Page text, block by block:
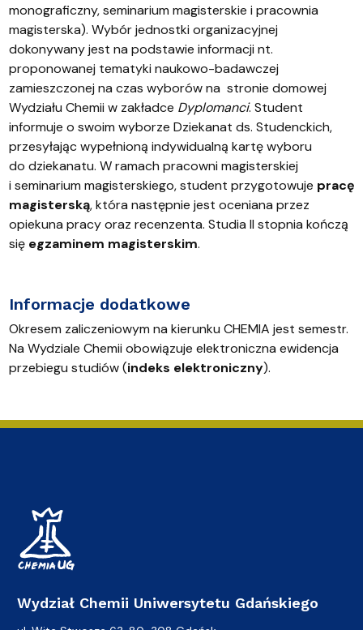
monograficzny, seminarium magisterskie i pracownia
magisterska). Wybór jednostki organizacyjnej
dokonywany jest na podstawie informacji nt.
proponowanej tematyki naukowo-badawczej
zamieszczonej na czas wyborów na stronie domowej
Wydziału Chemii w zakładce Dyplomanci. Student
informuje o swoim wyborze Dziekanat ds. Studenckich,
przesyłając wypełnioną indywidualną kartę wyboru
do dziekanatu. W ramach pracowni magisterskiej
i seminarium magisterskiego, student przygotowuje pracę
magisterską, która następnie jest oceniana przez
opiekuna pracy oraz recenzenta. Studia II stopnia kończą
się egzaminem magisterskim.
Informacje dodatkowe
Okresem zaliczeniowym na kierunku CHEMIA jest semestr.
Na Wydziale Chemii obowiązuje elektroniczna ewidencja
przebiegu studiów (indeks elektroniczny).
Wydział Chemii Uniwersytetu Gdańskiego